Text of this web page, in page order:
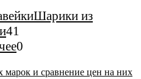
Шарики из
41
товар
0
и сравнение цен на них